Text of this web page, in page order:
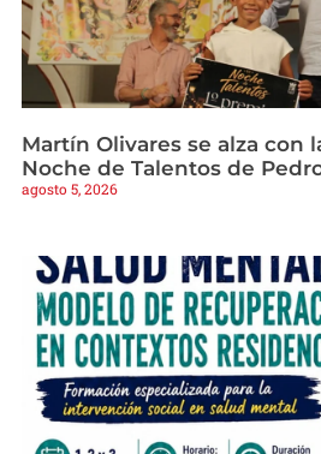
Martín Olivares se alza con
Noche de Talentos de
agosto 5, 2026